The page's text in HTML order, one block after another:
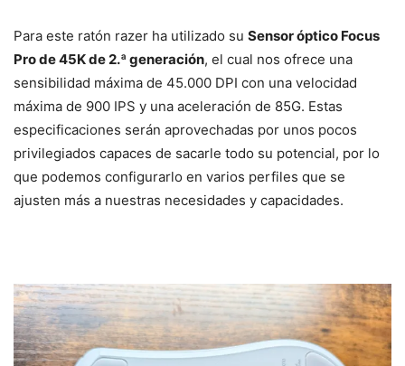
Para este ratón razer ha utilizado su Sensor óptico Focus
Pro de 45K de 2.ª generación, el cual nos ofrece una
sensibilidad máxima de 45.000 DPI con una velocidad
máxima de 900 IPS y una aceleración de 85G. Estas
especificaciones serán aprovechadas por unos pocos
privilegiados capaces de sacarle todo su potencial, por lo
que podemos configurarlo en varios perfiles que se
ajusten más a nuestras necesidades y capacidades.